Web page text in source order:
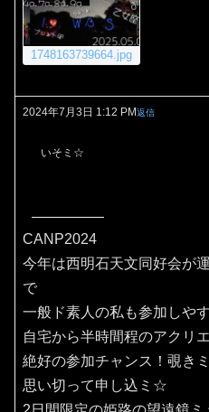
1748163739664.jpg
2024年7月3日 1:12 PM返信
いそミ☆
CANP2024
今年は西明石天文同好会が
で
一般ド素人の私も参加しや
自宅から半時間程のアクリ
絶好の参加チャンス！覗
思い切って申し込ミ☆